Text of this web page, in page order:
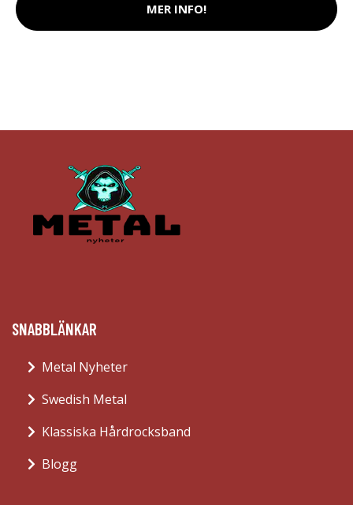
MER INFO!
SNABBLÄNKAR
Metal Nyheter
Swedish Metal
Klassiska Hårdrocksband
Blogg